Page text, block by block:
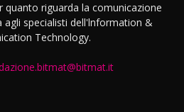
quanto riguarda la comunicazione
specialisti dell'lnformation &
Technology.